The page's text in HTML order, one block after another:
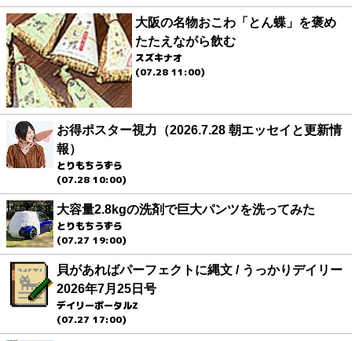
大阪の名物おこわ「とん蝶」を褒め
たたえながら飲む
スズキナオ
(07.28 11:00)
お得ポスター視力（2026.7.28 朝エッセイと更新情
報）
とりもちうずら
(07.28 10:00)
大容量2.8kgの洗剤で巨大パンツを洗ってみた
とりもちうずら
(07.27 19:00)
貝があればパーフェクトに縄文 / うっかりデイリー
2026年7月25日号
デイリーポータルZ
(07.27 17:00)